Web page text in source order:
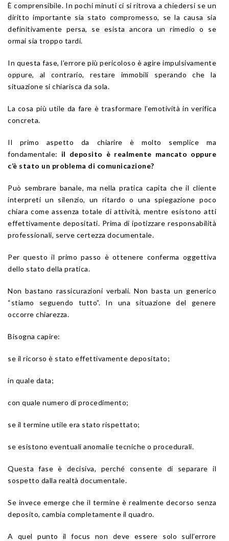
È comprensibile. In pochi minuti ci si ritrova a chiedersi se un
diritto importante sia stato compromesso, se la causa sia
definitivamente persa, se esista ancora un rimedio o se
ormai sia troppo tardi.
In questa fase, l’errore più pericoloso è agire impulsivamente
oppure, al contrario, restare immobili sperando che la
situazione si chiarisca da sola.
La cosa più utile da fare è trasformare l’emotività in verifica
concreta.
Il primo aspetto da chiarire è molto semplice ma
fondamentale: il deposito è realmente mancato oppure
c’è stato un problema di comunicazione?
Può sembrare banale, ma nella pratica capita che il cliente
interpreti un silenzio, un ritardo o una spiegazione poco
chiara come assenza totale di attività, mentre esistono atti
effettivamente depositati. Prima di ipotizzare responsabilità
professionali, serve certezza documentale.
Per questo il primo passo è ottenere conferma oggettiva
dello stato della pratica.
Non bastano rassicurazioni verbali. Non basta un generico
“stiamo seguendo tutto”. In una situazione del genere
occorre chiarezza.
Bisogna capire:
se il ricorso è stato effettivamente depositato;
in quale data;
con quale numero di procedimento;
se il termine utile era stato rispettato;
se esistono eventuali anomalie tecniche o procedurali.
Questa fase è decisiva, perché consente di separare il
sospetto dalla realtà documentale.
Se invece emerge che il termine è realmente decorso senza
deposito, cambia completamente il quadro.
A quel punto il focus non deve essere solo sull’errore